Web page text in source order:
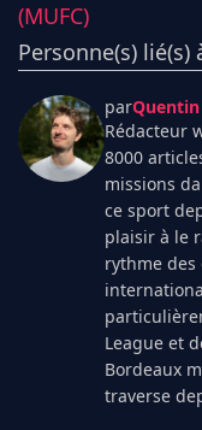
(MUFC)
Personne(s) lié(s)
par
Rédacteur
8000
missions
ce sport
plaisir à le
rythme
League et
Bordeaux
traverse